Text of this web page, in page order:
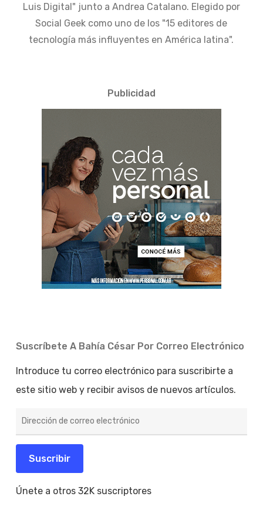
Luis Digital" junto a Andrea Catalano. Elegido por
Social Geek como uno de los "15 editores de
tecnología más influyentes en América latina".
Publicidad
Suscríbete A Bahía César Por Correo Electrónico
Introduce tu correo electrónico para suscribirte a
este sitio web y recibir avisos de nuevos artículos.
de
electrónico
Suscribir
Únete a otros 32K suscriptores